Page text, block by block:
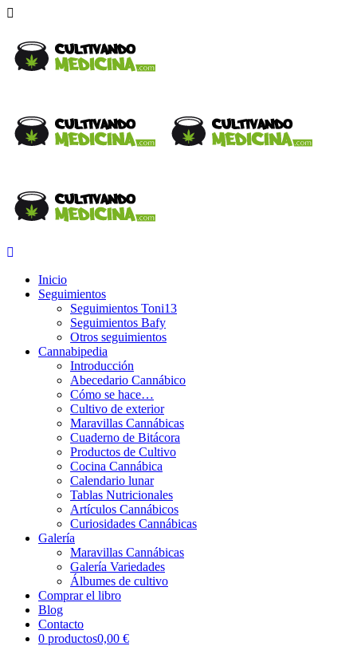
Inicio
Seguimientos
Seguimientos Toni13
Seguimientos Bafy
Otros seguimientos
Cannabipedia
Introducción
Abecedario Cannábico
Cómo se hace…
Cultivo de exterior
Maravillas Cannábicas
Cuaderno de Bitácora
Productos de Cultivo
Cocina Cannábica
Calendario lunar
Tablas Nutricionales
Artículos Cannábicos
Curiosidades Cannábicas
Galería
Maravillas Cannábicas
Galería Variedades
Álbumes de cultivo
Comprar el libro
Blog
Contacto
0 productos0,00 €